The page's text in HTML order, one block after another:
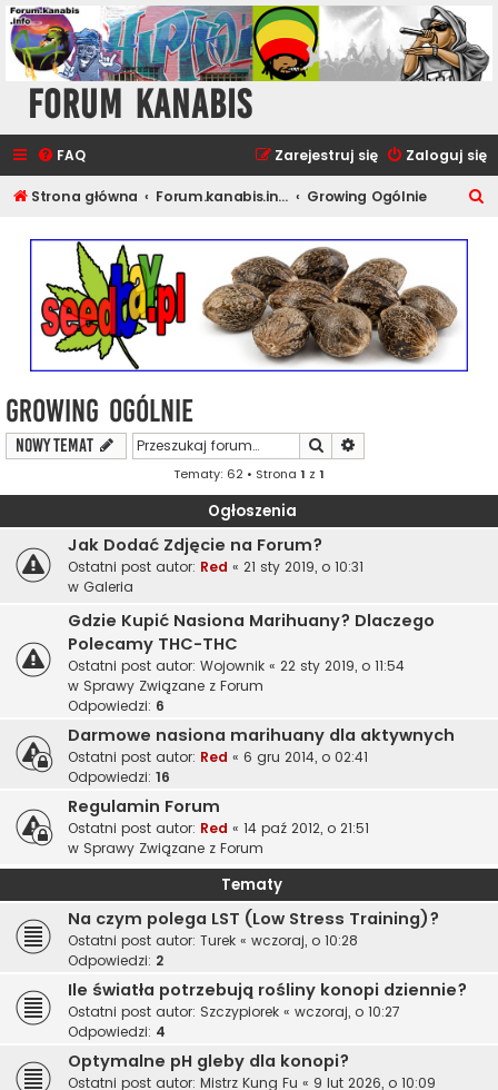
Forum Kanabis
FAQ Zaloguj się
Zarejestruj się
Strona główna Forum.kanabis.info - Ganja Tematy Growing Ogólnie
Growing Ogólnie
NOWY TEMAT Szukaj
Tematy: 62 • Strona 1 z 1
Ogłoszenia
Jak Dodać Zdjęcie na Forum?
Ostatni post autor: Red « 21 sty 2019, o 10:31
w Galeria
Gdzie Kupić Nasiona Marihuany? Dlaczego
Polecamy THC-THC
Ostatni post autor: Wojownik « 22 sty 2019, o 11:54
w Sprawy Związane z Forum
Odpowiedzi: 6
Darmowe nasiona marihuany dla aktywnych
Ostatni post autor: Red « 6 gru 2014, o 02:41
Odpowiedzi: 16
Regulamin Forum
Ostatni post autor: Red « 14 paź 2012, o 21:51
w Sprawy Związane z Forum
Tematy
Na czym polega LST (Low Stress Training)?
Ostatni post autor: Turek « wczoraj, o 10:28
Odpowiedzi: 2
Ile światła potrzebują rośliny konopi dziennie?
Ostatni post autor: Szczypiorek « wczoraj, o 10:27
Odpowiedzi: 4
Optymalne pH gleby dla konopi?
Ostatni post autor: Mistrz Kung Fu « 9 lut 2026, o 10:09